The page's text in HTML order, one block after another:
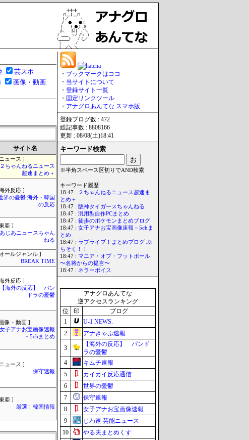
芸スポ
画像・動画
サイト名
ュース ]
２ちゃんねるニュース
超速まとめ＋
外反応 ]
界の憂鬱 海外・韓国
の反応
亜 ]
あじあニュースちゃん
ねる
ールジャンル ]
BREAK TIME
外反応 ]
【海外の反応】 パン
ドラの憂鬱
像・動画 ]
女子アナお宝画像速報
－5chまとめ
ュース ]
保守速報
亜 ]
厳選！韓国情報
・ ブックマークはココ
・ 当サイトについて
・ 登録サイト一覧
・ 固定リンクツール
・ アナグロあんてな スマホ版
登録ブログ数 : 472
総記事数 : 8808166
更新 : 08/08(土)18:41
キーワード検索
※半角スペース区切りでAND検索
キーワード履歴
18:47 :
２ちゃんねるニュース超速ま
とめ＋
18:47 : 阪神タイガースちゃんねる
18:47 : 汎用型自作PCまとめ
18:47 : 徒歩のポケモンまとめブログ
18:47 : 女子アナお宝画像速報－5chま
とめ
18:47 : ラブライブ！まとめブログ ぷ
ちそく！！
18:47 : マニア・オブ・フットボール
〜名将からの提言〜
18:47 : ネラーボイス
アナグロあんてな
逆アクセスランキング
位
印
ブログ
1
U-1 NEWS.
2
アナきゃぷ速報
3
【海外の反応】 パンド
ラの憂鬱
4
キムチ速報
5
カイカイ反応通信
6
世界の憂鬱
7
保守速報
8
女子アナお宝画像速報
9
じわ速 芸能ニュース
10
やる夫まとめくす